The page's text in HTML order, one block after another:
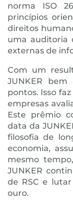
norma ISO
princípios
direitos
uma auditoria
externas de
Com um
JUNKER
pontos. Isso
empresas
Este prêmio
data da
filosofia de
economia,
mesmo
JUNKER
de RSC e
ouro.